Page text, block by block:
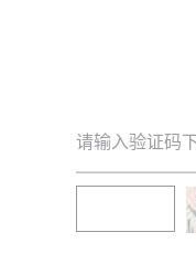
请输入验证码